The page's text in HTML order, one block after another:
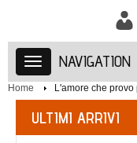
NAVIGATION
Home L'amore che provo
ULTIMI ARRIVI